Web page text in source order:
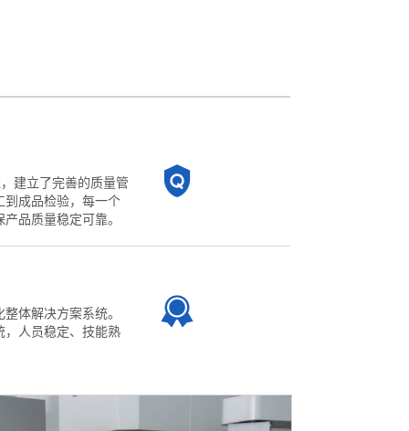
建立了完善的质量管
到成品检验，每一个
品质量稳定可靠。
体解决方案系统。
，人员稳定、技能熟